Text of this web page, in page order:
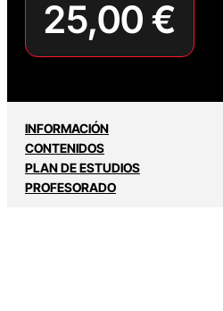
25,00€
INFORMACIÓN
CONTENIDOS
PLAN DE ESTUDIOS
PROFESORADO